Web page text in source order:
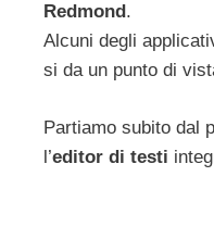
Redmond .
Alcuni degli
si da un punto di
Partiamo subito dal
l’editor di testi